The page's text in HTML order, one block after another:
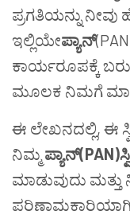
ಪ್ರಗತಿಯನ್ನು ನೀವು
ಇಲ್ಲಿಯೇಪ್ಯಾನ್
ಕಾರ್ಯರೂಪಕ್ಕೆ
ಮೂಲಕ ನಿಮಗೆ
ಈ ಲೇಖನದಲ್ಲಿ, ಈ
ನಿಮ್ಮ ಪ್ಯಾನ್(PAN)
ಮಾಡುವುದು ಮತ್ತು
ಪರಿಣಾಮಕಾರಿಯಾಗಿ